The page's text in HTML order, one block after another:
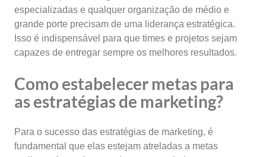
especializadas e qualquer organização de médio e
grande porte precisam de uma liderança estratégica.
Isso é indispensável para que times e projetos sejam
capazes de entregar sempre os melhores resultados.
Como estabelecer metas para
as estratégias de marketing?
Para o sucesso das estratégias de marketing, é
fundamental que elas estejam atreladas a metas